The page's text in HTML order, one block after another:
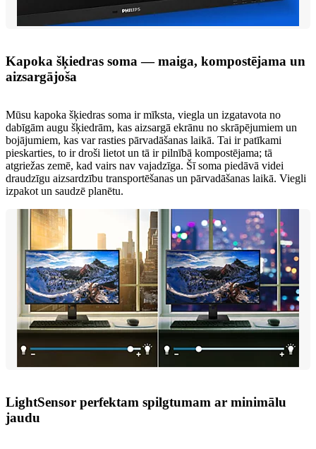
Kapoka šķiedras soma — maiga, kompostējama un
aizsargājoša
Mūsu kapoka šķiedras soma ir mīksta, viegla un izgatavota no
dabīgām augu šķiedrām, kas aizsargā ekrānu no skrāpējumiem un
bojājumiem, kas var rasties pārvadāšanas laikā. Tai ir patīkami
pieskarties, to ir droši lietot un tā ir pilnībā kompostējama; tā
atgriežas zemē, kad vairs nav vajadzīga. Šī soma piedāvā videi
draudzīgu aizsardzību transportēšanas un pārvadāšanas laikā. Viegli
izpakot un saudzē planētu.
LightSensor perfektam spilgtumam ar minimālu
jaudu